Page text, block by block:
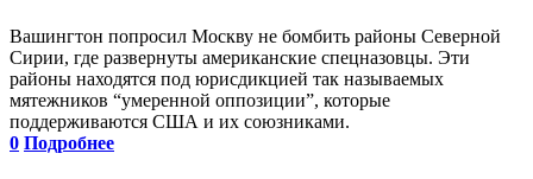
Вашингтон попросил Москву не бомбить районы Северной
Сирии, где развернуты американские спецназовцы. Эти
районы находятся под юрисдикцией так называемых
мятежников “умеренной оппозиции”, которые
поддерживаются США и их союзниками.
0 Подробнее